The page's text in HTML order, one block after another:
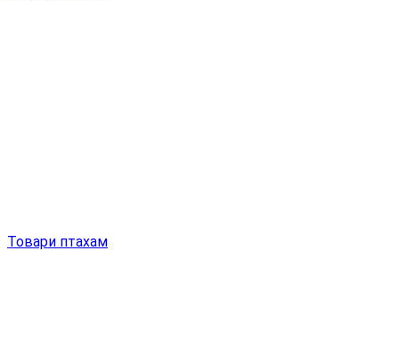
Товари птахам